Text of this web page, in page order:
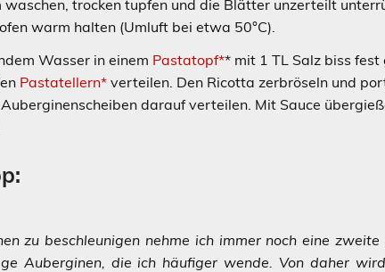
waschen, trocken tupfen und die Blätter unzerteilt
warm halten (Umluft bei etwa 50°C).
Wasser in einem Pastatopf** mit 1 TL Salz biss
Pastatellern* verteilen. Den Ricotta zerbröseln und
darauf verteilen. Mit Sauce
zu beschleunigen nehme ich immer noch eine
Auberginen, die ich häufiger wende. Von daher